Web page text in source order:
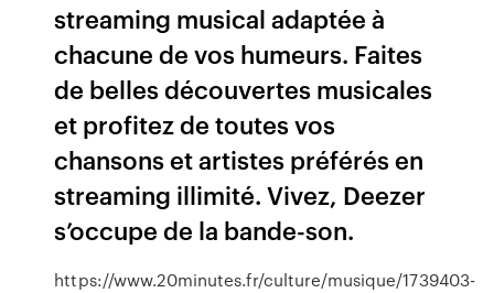
streaming musical adaptée à
chacune de vos humeurs. Faites
de belles découvertes musicales
et profitez de toutes vos
chansons et artistes préférés en
streaming illimité. Vivez, Deezer
s’occupe de la bande-son.
https://www.20minutes.fr/culture/musique/1739403-